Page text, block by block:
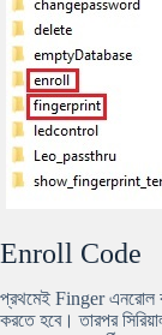
Enroll Code
প্রথমেই Finger এনরোল
করতে হবে। তারপর